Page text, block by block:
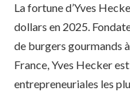
La fortune d’Yves
dollars en 2025.
de burgers gourmands
France, Yves Hecker
entrepreneuriales les